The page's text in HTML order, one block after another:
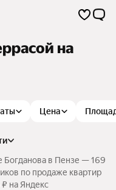
на
Цена
Богданова в Пензе — 169
по продаже квартир
на Яндекс